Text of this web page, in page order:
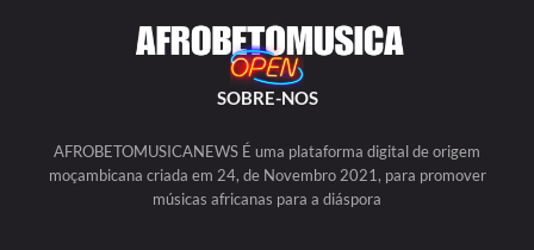
SOBRE-NOS
AFROBETOMUSICANEWS É uma plataforma digital de origem
moçambicana criada em 24, de Novembro 2021, para promover
músicas africanas para a diáspora